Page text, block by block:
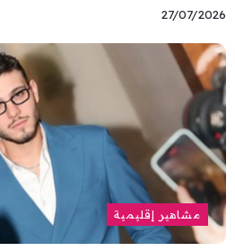
27/07/2026
مشاهير إقليمية